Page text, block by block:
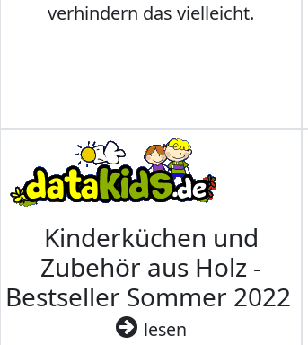
verhindern das vielleicht.
Kinderküchen und
Zubehör aus Holz -
Bestseller Sommer 2022
lesen